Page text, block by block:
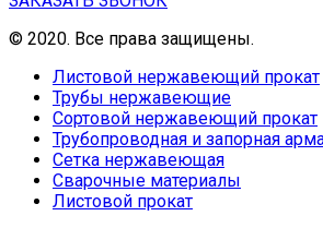
© 2020. Все права защищены.
Листовой нержавеющий прокат
Трубы нержавеющие
Сортовой нержавеющий прокат
Трубопроводная и запорная
Сетка нержавеющая
Сварочные материалы
Листовой прокат